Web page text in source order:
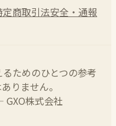
定商取引法安全・通報
ためのひとつの参考
りません。
株式会社